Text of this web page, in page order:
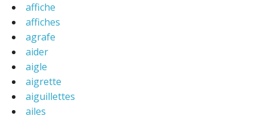
affiche
affiches
agrafe
aider
aigle
aigrette
aiguillettes
ailes